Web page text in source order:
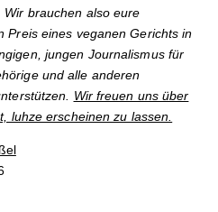
brauchen also eure
Preis eines veganen Gerichts in
jungen Journalismus für
und alle anderen
Wir freuen uns über
luhze erscheinen zu lassen.